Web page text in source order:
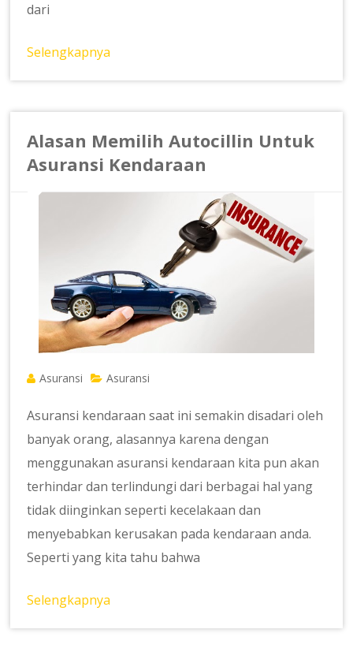
dari
Selengkapnya
Alasan Memilih Autocillin Untuk
Asuransi Kendaraan
Asuransi Asuransi
Asuransi kendaraan saat ini semakin disadari oleh
banyak orang, alasannya karena dengan
menggunakan asuransi kendaraan kita pun akan
terhindar dan terlindungi dari berbagai hal yang
tidak diinginkan seperti kecelakaan dan
menyebabkan kerusakan pada kendaraan anda.
Seperti yang kita tahu bahwa
Selengkapnya